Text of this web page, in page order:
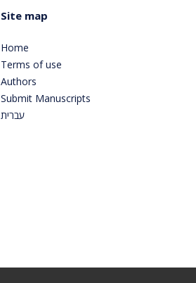
Site map
Home
Terms of use
Authors
Submit Manuscripts
עברית